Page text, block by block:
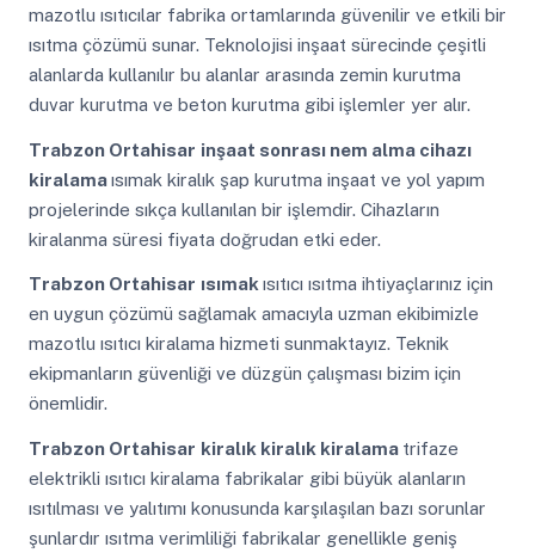
mazotlu ısıtıcılar fabrika ortamlarında güvenilir ve etkili bir
ısıtma çözümü sunar. Teknolojisi inşaat sürecinde çeşitli
alanlarda kullanılır bu alanlar arasında zemin kurutma
duvar kurutma ve beton kurutma gibi işlemler yer alır.
Trabzon Ortahisar inşaat sonrası nem alma cihazı
kiralamaısımak kiralık şap kurutma inşaat ve yol yapım
projelerinde sıkça kullanılan bir işlemdir. Cihazların
kiralanma süresi fiyata doğrudan etki eder.
Trabzon Ortahisar ısımak ısıtıcı ısıtma ihtiyaçlarınız için
en uygun çözümü sağlamak amacıyla uzman ekibimizle
mazotlu ısıtıcı kiralama hizmeti sunmaktayız. Teknik
ekipmanların güvenliği ve düzgün çalışması bizim için
önemlidir.
Trabzon Ortahisar kiralık kiralık kiralama trifaze
elektrikli ısıtıcı kiralama fabrikalar gibi büyük alanların
ısıtılması ve yalıtımı konusunda karşılaşılan bazı sorunlar
şunlardır ısıtma verimliliği fabrikalar genellikle geniş